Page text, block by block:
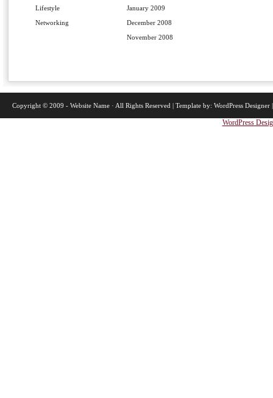
Lifestyle
Networking
January 2009
December 2008
November 2008
Copyright © 2009 - Website Name · All Rights Reserved | Template by: WordPress Designer
WordPress